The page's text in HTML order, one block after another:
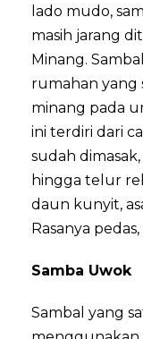
lado mudo,
masih jarang
Minang.
rumahan yang
minang pada
ini terdiri dari
sudah
hingga telur
daun kunyit,
Rasanya
Samba Uwok
Sambal yang